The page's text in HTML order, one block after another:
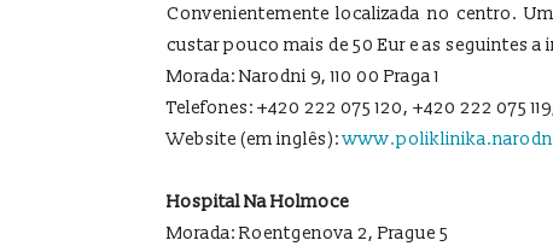
Convenientemente localizada no centro.
custar pouco mais de 50 Eur e as seguintes a
Morada: Narodni 9, 110 00 Praga 1
Telefones: +420 222 075 120, +420 222 075
Website (em inglês):
Hospital Na Holmoce
Morada: Roentgenova 2, Prague 5